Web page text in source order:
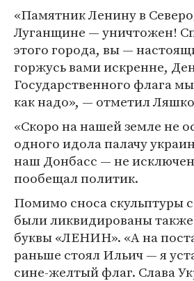
«Памятник Ленину в
Луганщине — уничтожен!
этого города, вы —
горжусь вами искренне,
Государственного флага
как надо», — отметил
«Скоро на нашей земле не
одного идола палачу
наш Донбасс — не
пообещал политик.
Помимо сноса скульптуры
были ликвидированы
буквы «ЛЕНИН». «А на
раньше стоял Ильич — я
сине-желтый флаг. Слава